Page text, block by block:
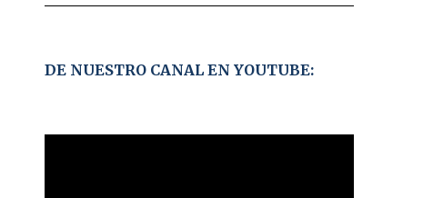
DE NUESTRO CANAL EN YOUTUBE: